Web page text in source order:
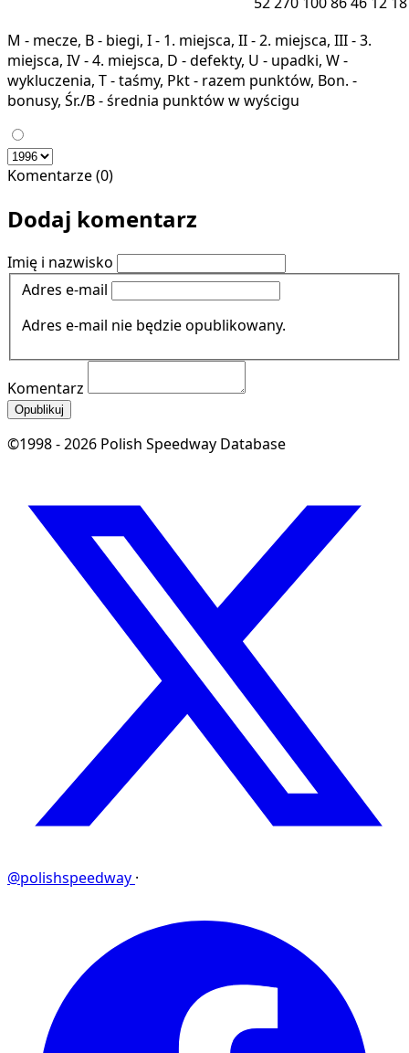
M - mecze, B - biegi, I - 1. miejsca, II - 2. miejsca, III - 3.
miejsca, IV - 4. miejsca, D - defekty, U - upadki, W -
wykluczenia, T - taśmy, Pkt - razem punktów, Bon. -
bonusy, Śr./B - średnia punktów w wyścigu
Komentarze (0)
Dodaj komentarz
Imię i nazwisko
Adres e-mail
Adres e-mail nie będzie opublikowany.
Komentarz
Opublikuj
©1998 - 2026 Polish Speedway Database
@polishspeedway ·